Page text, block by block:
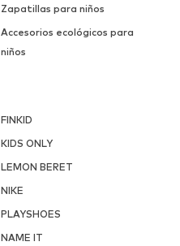
Zapatillas para niños
Accesorios ecológicos para
niños
FINKID
KIDS ONLY
LEMON BERET
NIKE
PLAYSHOES
NAME IT